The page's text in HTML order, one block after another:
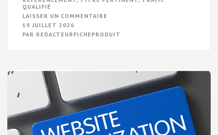
QUALIFIÉ
LAISSER UN COMMENTAIRE
VISIBILITÉ
RÉFÉRENCEMENT
GRATUIT
19 JUILLET 2026
PAR REDACTEURFICHEPRODUIT